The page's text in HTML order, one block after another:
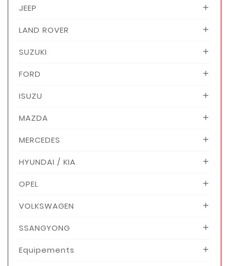
JEEP 
LAND ROVER 
SUZUKI 
FORD 
ISUZU 
MAZDA 
MERCEDES 
HYUNDAI / KIA 
OPEL 
VOLKSWAGEN 
SSANGYONG 
Equipements 